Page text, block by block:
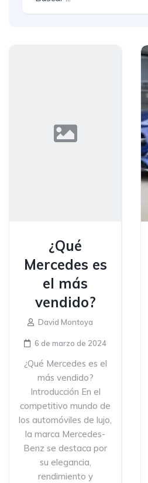
¿Qué
Mercedes es
el más
vendido?
David Montoya
6 de marzo de 2024
¿Qué Mercedes es el
más vendido?
Introducción En el
competitivo mundo de
los automóviles de lujo,
la marca Mercedes-
Benz se destaca por
su elegancia,
rendimiento y